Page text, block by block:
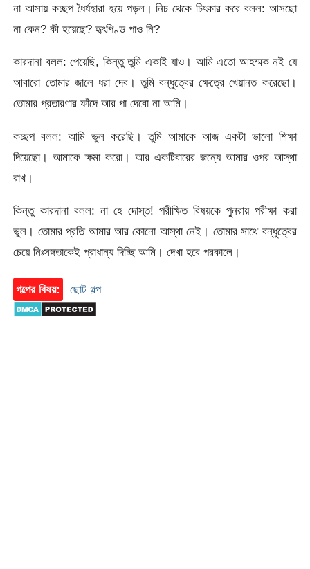
না আসায় কচ্ছপ ধৈর্যহারা হয়ে পড়ল। নিচ থেকে চিৎকার করে বলল: আসছো
না কেন? কী হয়েছে? হৃৎপিণ্ড পাও নি?
কারদানা বলল: পেয়েছি, কিন্তু তুমি একাই যাও। আমি এতো আহম্মক নই যে
আবারো তোমার জালে ধরা দেব। তুমি বন্ধুত্বের ক্ষেত্রে খেয়ানত করেছো।
তোমার প্রতারণার ফাঁদে আর পা দেবো না আমি।
কচ্ছপ বলল: আমি ভুল করেছি। তুমি আমাকে আজ একটা ভালো শিক্ষা
দিয়েছো। আমাকে ক্ষমা করো। আর একটিবারের জন্যে আমার ওপর আস্থা
রাখ।
কিন্তু কারদানা বলল: না হে দোস্ত! পরীক্ষিত বিষয়কে পুনরায় পরীক্ষা করা
ভুল। তোমার প্রতি আমার আর কোনো আস্থা নেই। তোমার সাথে বন্ধুত্বের
চেয়ে নিঃসঙ্গতাকেই প্রাধান্য দিচ্ছি আমি। দেখা হবে পরকালে।
গল্পের বিষয়: ছোট গল্প